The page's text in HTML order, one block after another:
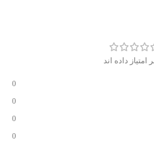
0
0
0
0